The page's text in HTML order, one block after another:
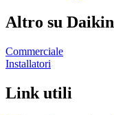
Altro su Daikin
Commerciale
Installatori
Link utili